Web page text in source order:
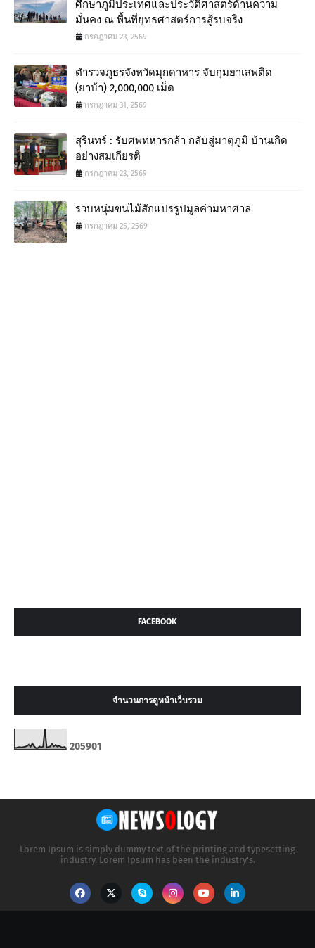
ศึกษาภูมิประเทศและประวัติศาสตร์ด้านความ
มั่นคง ณ พื้นที่ยุทธศาสตร์การสู้รบจริง
กรกฎาคม 23, 2569
ตำรวจภูธรจังหวัดมุกดาหาร จับกุมยาเสพติด
(ยาบ้า) 2,000,000 เม็ด
กรกฎาคม 31, 2569
สุรินทร์ : รับศพทหารกล้า กลับสู่มาตุภูมิ บ้านเกิด
อย่างสมเกียรติ
กรกฎาคม 23, 2569
รวบหนุ่มขนไม้สักแปรรูปมูลค่ามหาศาล
กรกฎาคม 25, 2569
FACEBOOK
จำนวนการดูหน้าเว็บรวม
205901
Lorem Ipsum is simply dummy text of the printing and typesetting
industry. Lorem Ipsum has been the industry's.